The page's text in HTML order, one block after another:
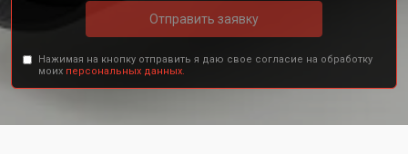
Отправить заявку
Нажимая на кнопку отправить я даю свое согласие на обработку
моих персональных данных.